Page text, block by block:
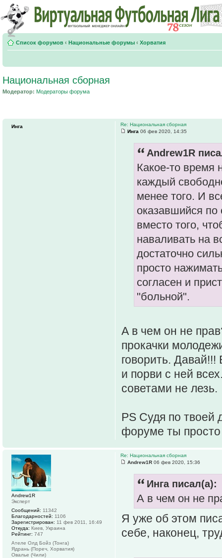
Список форумов ‹ Национальные форумы ‹ Хорватия
Национальная сборная
Модератор: Модераторы форума
Re: Национальная сборная
Инга 06 фев 2020, 14:35
Andrew1R
Какое-то время
каждый
менее того. И
оказавшийся по
вместо того,
наваливать на
достаточно
просто
согласен и
"больной".
А в чем он не
прокачки
говорить.
и порви с ней
советами не лезь.
PS Судя по твоей
форуме ты просто
Инга
Re: Национальная сборная
Andrew1R 06 фев 2020, 15:36
Инга писал(а):
А в чем он не
Я уже об этом
себе, наконец,
Andrew1R
Эксперт
Сообщений: 11342
Благодарностей: 1106
Зарегистрирован: 11 фев 2011, 16:49
Откуда: Киев, Украина
Рейтинг: 747
Ателе Олд Бойз (Тонга)
Ядрань (Пореч, Хорватия)
Овалье (Чили)